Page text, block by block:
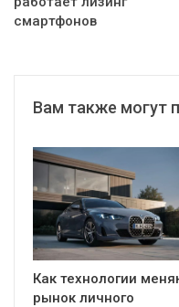
смартфонов
Вам также могут
Как технологии
рынок личного